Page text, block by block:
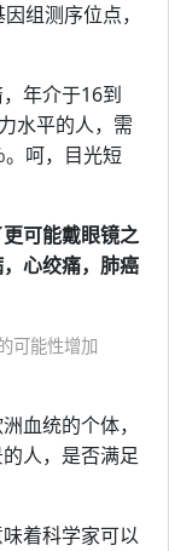
组测序位点，
年介于16到
水平的人，需
呵，目光短
可能戴眼镜之
心绞痛，肺癌
可能性增加
血统的个体，
人，是否满足
着科学家可以